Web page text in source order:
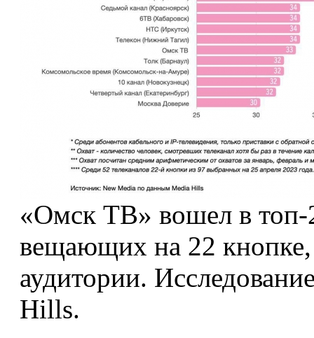
«Омск ТВ» вошел в топ-
вещающих на 22 кнопке,
аудитории.
Hills.